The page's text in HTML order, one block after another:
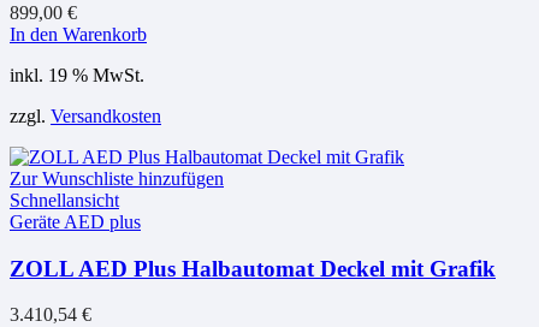
899,00 €
In den Warenkorb
inkl. 19 % MwSt.
zzgl. Versandkosten
Zur Wunschliste hinzufügen
Schnellansicht
Geräte AED plus
ZOLL AED Plus Halbautomat Deckel mit Grafik
3.410,54 €